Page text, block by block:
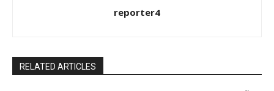
reporter4
RELATED ARTICLES